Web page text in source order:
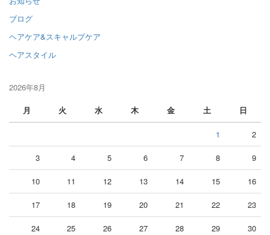
ブログ
ヘアケア&スキャルプケア
ヘアスタイル
2026年8月
月
火 水 木 金 土 日
1 2
3 4 5 6 7 8 9
10 11 12 13 14 15 16
17 18 19 20 21 22 23
24 25 26 27 28 29 30